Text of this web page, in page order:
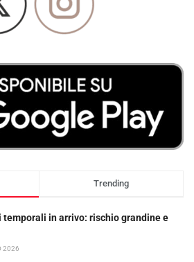
Trending
temporali in arrivo: rischio grandine e
2026